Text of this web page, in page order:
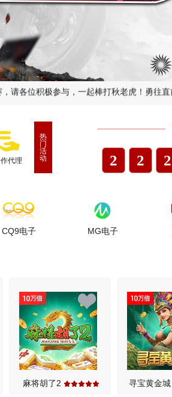
9903.COM 【延续经典，缔造奢华】
代理
热
门
活
动
1
2
4
5
1
2
7
8
9
.
1
2
4
7
8
9
.
MG电子
麻将胡了2 寻宝黄金城